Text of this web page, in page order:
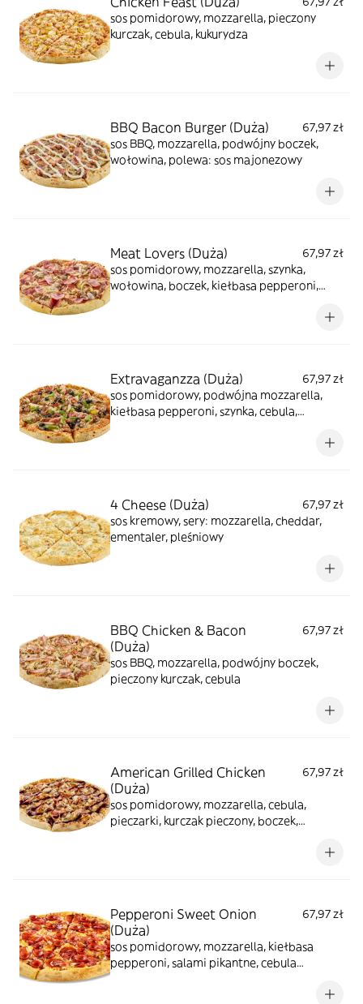
sos pomidorowy, mozzarella, pieczony
kurczak, cebula, kukurydza
BBQ Bacon Burger (Duża)
67,97 zł
sos BBQ, mozzarella, podwójny boczek,
wołowina, polewa: sos majonezowy
Meat Lovers (Duża)
67,97 zł
sos pomidorowy, mozzarella, szynka,
wołowina, boczek, kiełbasa pepperoni,
Extravaganzza (Duża)
67,97 zł
sos pomidorowy, podwójna mozzarella,
kiełbasa pepperoni, szynka, cebula,
4 Cheese (Duża)
67,97 zł
sos kremowy, sery: mozzarella, cheddar,
ementaler, pleśniowy
BBQ Chicken & Bacon
(Duża)
67,97 zł
sos BBQ, mozzarella, podwójny boczek,
pieczony kurczak, cebula
American Grilled Chicken
(Duża)
67,97 zł
sos pomidorowy, mozzarella, cebula,
pieczarki, kurczak pieczony, boczek,
Pepperoni Sweet Onion
(Duża)
67,97 zł
sos pomidorowy, mozzarella, kiełbasa
pepperoni, salami pikantne, cebula